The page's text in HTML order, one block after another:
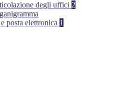
degli uffici 2
posta elettronica 1